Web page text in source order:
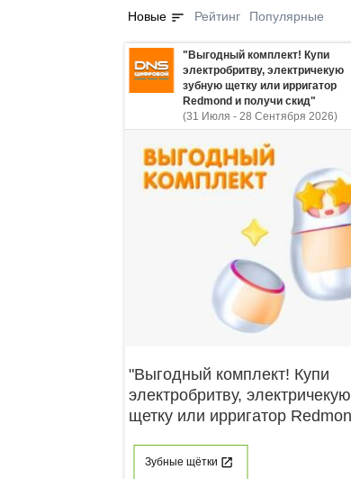
Новые sort Рейтинг Популярные
"Выгодный комплект! Купи
электробритву, электричекую
зубную щетку или ирригатор
Redmond и получи скид"
(31 Июля - 28 Сентября 2026)
"Выгодный комплект! Купи
электробритву,
щетку или ирригатор
Зубные щётки